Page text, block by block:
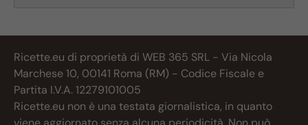
Ricette.eu di proprietà di WEB 365 SRL - Via Nicola
Marchese 10, 00141 Roma (RM) - Codice Fiscale e
Partita I.V.A. 12279101005
Ricette.eu non è una testata giornalistica, in quanto